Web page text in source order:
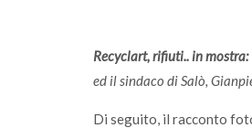
Recyclart, rifiuti.. in mostra:
ed il sindaco di Salò,
Di seguito, il racconto